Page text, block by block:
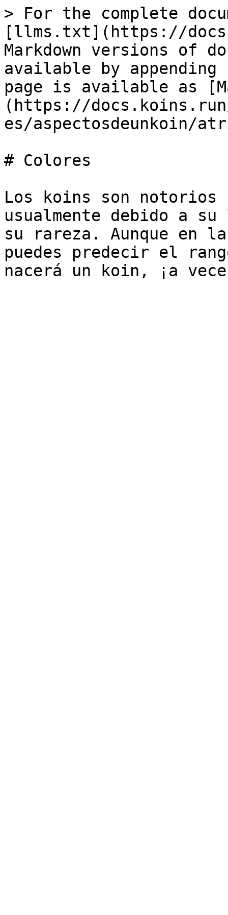
> For the complete
[llms.txt](https://
Markdown versions of
available by
page is available as
(https://
es/aspectosdeunkoin/
# Colores
Los koins son
usualmente debido a
su rareza. Aunque en
puedes predecir el